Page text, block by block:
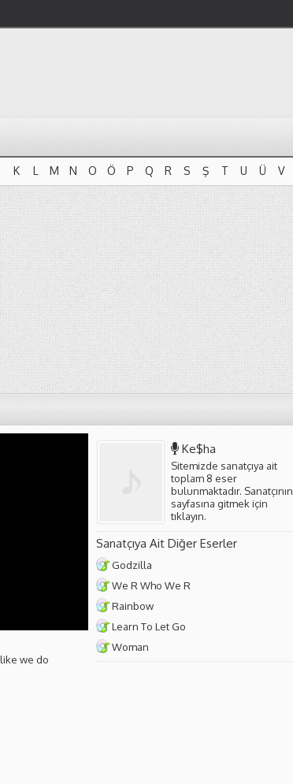
K L M N O Ö P Q R S Ş T U Ü V
K L M N O Ö P Q R S Ş T U Ü V
we do
Ke$ha
Sitemizde sanatçıya ait
toplam 8 eser
bulunmaktadır. Sanatçının
sayfasına gitmek için
tıklayın.
Sanatçıya Ait Diğer Eserler
Godzilla
We R Who We R
Rainbow
Learn To Let Go
Woman